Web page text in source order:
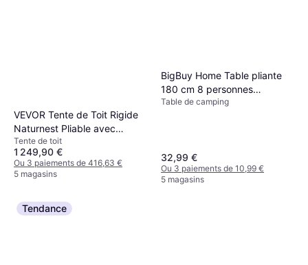
VEVOR Tente de Toit Rigide
Naturnest Pliable avec
Échelle
Tente de toit
1 249,90 €
Ou 3 paiements de 416,63 €
5 magasins
BigBuy Home Table pliante
180 cm 8 personnes
plastique
Table de camping
32,99 €
Ou 3 paiements de 10,99 €
5 magasins
Tendance